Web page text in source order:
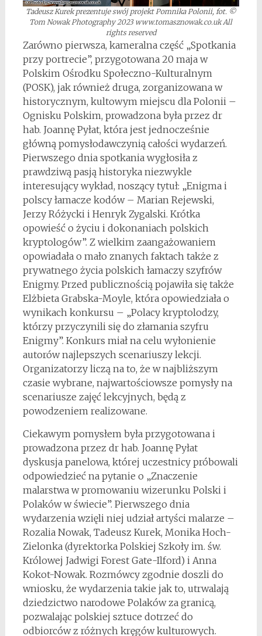
Tadeusz Kurek prezentuje swój projekt Pomnika Polonii, fot. ©
Tom Nowak Photography 2023 www.tomasznowak.co.uk All
rights reserved
Zarówno pierwsza, kameralna część „Spotkania
przy portrecie”, przygotowana 20 maja w
Polskim Ośrodku Społeczno-Kulturalnym
(POSK), jak również druga, zorganizowana w
historycznym, kultowym miejscu dla Polonii –
Ognisku Polskim, prowadzona była przez dr
hab. Joannę Pyłat, która jest jednocześnie
główną pomysłodawczynią całości wydarzeń.
Pierwszego dnia spotkania wygłosiła z
prawdziwą pasją historyka niezwykle
interesujący wykład, noszący tytuł: „Enigma i
polscy łamacze kodów – Marian Rejewski,
Jerzy Różycki i Henryk Zygalski. Krótka
opowieść o życiu i dokonaniach polskich
kryptologów”. Z wielkim zaangażowaniem
opowiadała o mało znanych faktach także z
prywatnego życia polskich łamaczy szyfrów
Enigmy. Przed publicznością pojawiła się także
Elżbieta Grabska-Moyle, która opowiedziała o
wynikach konkursu – „Polacy kryptolodzy,
którzy przyczynili się do złamania szyfru
Enigmy”. Konkurs miał na celu wyłonienie
autorów najlepszych scenariuszy lekcji.
Organizatorzy liczą na to, że w najbliższym
czasie wybrane, najwartościowsze pomysły na
scenariusze zajęć lekcyjnych, będą z
powodzeniem realizowane.
Ciekawym pomysłem była przygotowana i
prowadzona przez dr hab. Joannę Pyłat
dyskusja panelowa, której uczestnicy próbowali
odpowiedzieć na pytanie o „Znaczenie
malarstwa w promowaniu wizerunku Polski i
Polaków w świecie”. Pierwszego dnia
wydarzenia wzięli niej udział artyści malarze –
Rozalia Nowak, Tadeusz Kurek, Monika Hoch-
Zielonka (dyrektorka Polskiej Szkoły im. św.
Królowej Jadwigi Forest Gate-Ilford) i Anna
Kokot-Nowak. Rozmówcy zgodnie doszli do
wniosku, że wydarzenia takie jak to, utrwalają
dziedzictwo narodowe Polaków za granicą,
pozwalając polskiej sztuce dotrzeć do
odbiorców z różnych kręgów kulturowych.